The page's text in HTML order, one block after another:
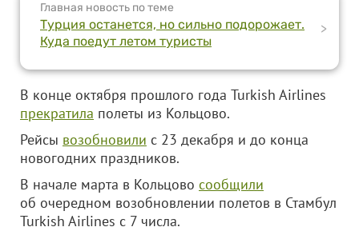
Главная новость по теме
Турция останется, но сильно подорожает.
Куда поедут летом туристы
>
В конце октября прошлого года Turkish Airlines
прекратила полеты из Кольцово.
Рейсы возобновили с 23 декабря и до конца
новогодних праздников.
В начале марта в Кольцово сообщили
об очередном возобновлении полетов в Стамбул
Turkish Airlines с 7 числа.